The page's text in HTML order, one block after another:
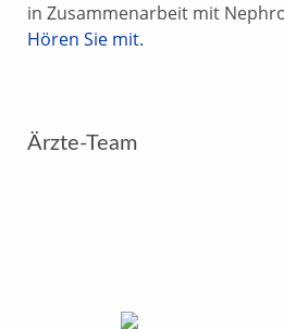
in Zusammenarbeit mit
Hören Sie mit.
Ärzte-Team